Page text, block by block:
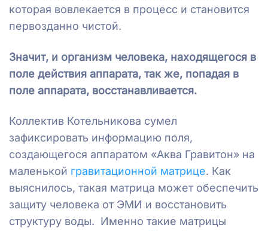
которая вовлекается в процесс и становится
первозданно чистой.
Значит, и организм человека, находящегося в
поле действия аппарата, так же, попадая в
поле аппарата, восстанавливается.
Коллектив Котельникова сумел
зафиксировать информацию поля,
создающегося аппаратом «Аква Гравитон» на
маленькой гравитационной матрице. Как
выяснилось, такая матрица может обеспечить
защиту человека от ЭМИ и восстановить
структуру воды. Именно такие матрицы